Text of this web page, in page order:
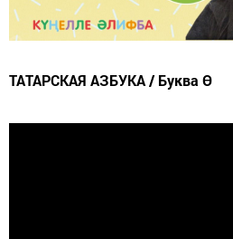
ТАТАРСКАЯ АЗБУКА / Буква Ө